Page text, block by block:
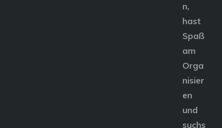
n,
hast
Spaß
am
Orga
nisier
en
und
suchs